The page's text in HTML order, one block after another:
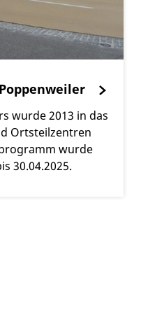
wurde 2013 in das
Ortsteilzentren
wurde
30.04.2025.